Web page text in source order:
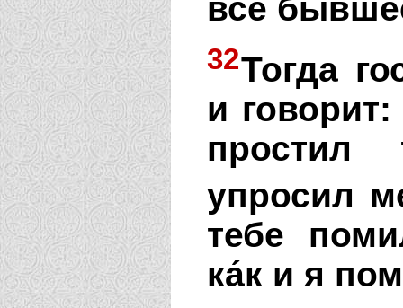
всё
32Тогда
и
упросил
тебе
ка́к и я